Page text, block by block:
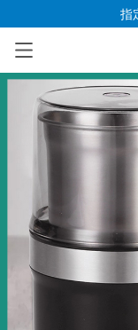
指
已加入購物車